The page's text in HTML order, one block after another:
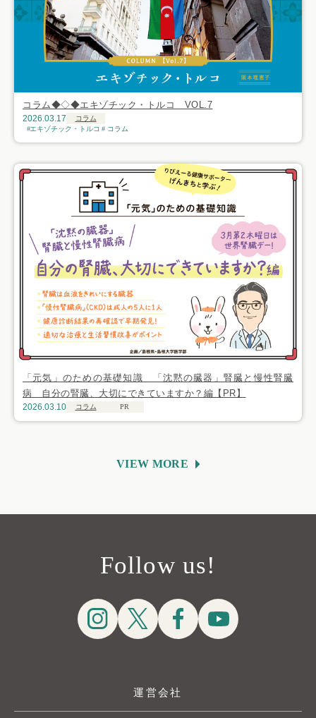
コラム◆◇◆エキゾチック・トルコ VOL.7
2026.03.17
コラム
エキゾチック・トルコ
コラム
「元気」のための基礎知識 「沈黙の臓器」腎臓と慢性腎臓
病 自分の腎臓、大切にできていますか？編【PR】
2026.03.10 コラム PR
VIEW MORE
Follow us!
運営会社